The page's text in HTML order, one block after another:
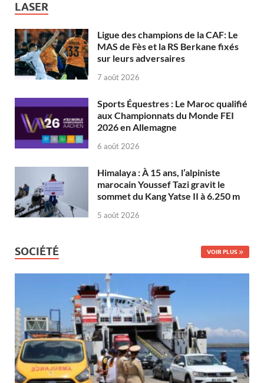
LASER
Ligue des champions de la CAF: Le
MAS de Fès et la RS Berkane fixés
sur leurs adversaires
7 août 2026
Sports Équestres : Le Maroc qualifié
aux Championnats du Monde FEI
2026 en Allemagne
6 août 2026
Himalaya : À 15 ans, l’alpiniste
marocain Youssef Tazi gravit le
sommet du Kang Yatse II à 6.250 m
5 août 2026
SOCIÉTÉ VOIR PLUS